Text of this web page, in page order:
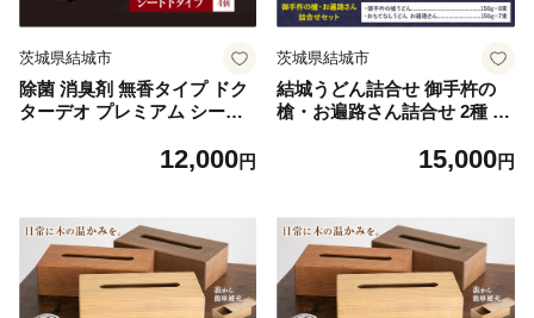
茨城県結城市
除菌 消臭剤 無香タイプ ドク
ターデオ プレミアム シート
イト《7~14日以内に出荷予定
可地域あり】(沖縄・離島)
12,000円
茨城県結城市
結城うどん詰合せ 御手杵の
槍・お遍路さん詰合せ 2種 計
0日以内に出荷予定(土日祝除
不可地域あり】（沖縄・離
島）
15,000円